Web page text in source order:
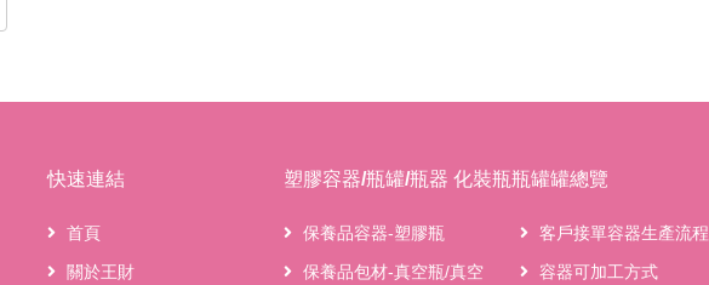
快速連結
首頁
關於王財
塑膠容器/瓶罐/瓶器 化裝瓶瓶罐罐總覽
保養品容器-塑膠瓶
保養品包材-真空瓶/真空
客戶接單容器生產流程
容器可加工方式